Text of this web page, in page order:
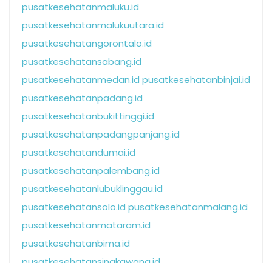
pusatkesehatanmaluku.id
pusatkesehatanmalukuutara.id
pusatkesehatangorontalo.id
pusatkesehatansabang.id
pusatkesehatanmedan.id pusatkesehatanbinjai.id
pusatkesehatanpadang.id
pusatkesehatanbukittinggi.id
pusatkesehatanpadangpanjang.id
pusatkesehatandumai.id
pusatkesehatanpalembang.id
pusatkesehatanlubuklinggau.id
pusatkesehatansolo.id pusatkesehatanmalang.id
pusatkesehatanmataram.id
pusatkesehatanbima.id